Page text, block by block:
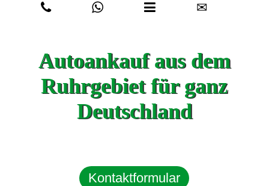
✉
Autoankauf aus dem
Ruhrgebiet für ganz
Deutschland
Kontaktformular